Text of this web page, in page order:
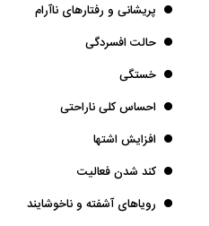
پریشانی و رفتارهای ناآرام
حالت افسردگی
خستگی
احساس کلی ناراحتی
افزایش اشتها
کند شدن فعالیت
رویاهای آشفته و ناخوشایند